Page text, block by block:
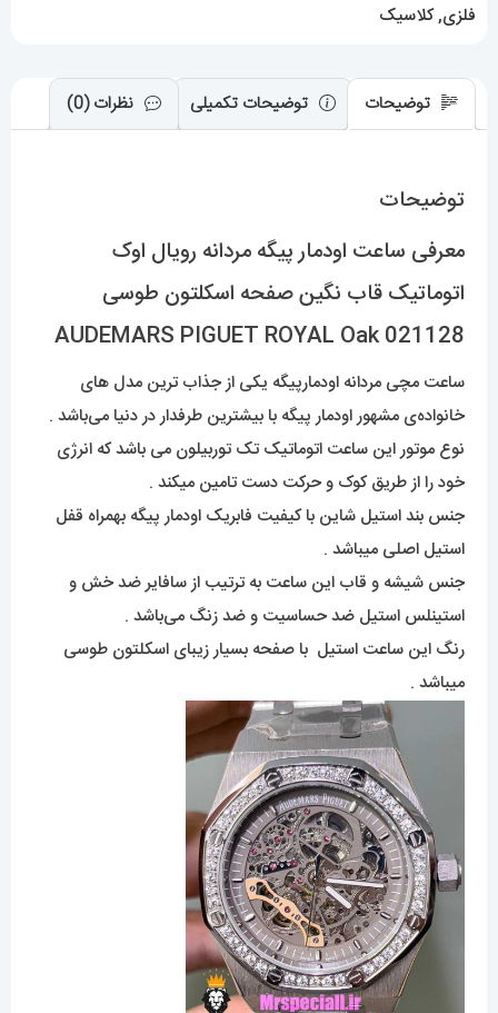
صفحه
طوسی
AUDEMARS
ROYAL
021128
عدد
فلزی,کلاسیک
توضیحات توضیحات تکمیلی نظرات (0)
توضیحات
معرفی ساعت اودمار پیگه مردانه رویال اوک
اتوماتیک قاب نگین صفحه اسکلتون طوسی
AUDEMARS PIGUET ROYAL Oak 021128
ساعت مچی مردانه اودمارپیگه یکی از جذاب ترین مدل های
خانواده‌ی مشهور اودمار پیگه با بیشترین طرفدار در دنیا می‌باشد .
نوع موتور این ساعت اتوماتیک تک توربیلون می باشد که انرژی
خود را از طریق کوک و حرکت دست تامین میکند .
جنس بند استیل شاین با کیفیت فابریک اودمار پیگه بهمراه قفل
استیل اصلی میباشد .
جنس شیشه و قاب این ساعت به ترتیب از سافایر ضد خش و
استینلس استیل ضد حساسیت و ضد زنگ می‌باشد .
رنگ این ساعت استیل با صفحه بسیار زیبای اسکلتون طوسی
میباشد .